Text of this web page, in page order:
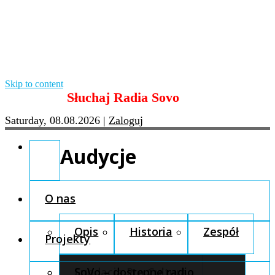
Skip to content
Słuchaj Radia Sovo
Saturday, 08.08.2026 | Zaloguj
O nas
Opis Historia Zespół
Fundacja Pro Cultura
Projekty
SoVo – dostępne radio
Audycje